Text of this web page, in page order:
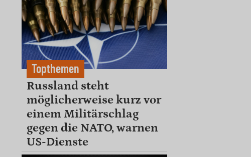
Topthemen
Russland steht
möglicherweise kurz vor
einem Militärschlag
gegen die NATO, warnen
US-Dienste